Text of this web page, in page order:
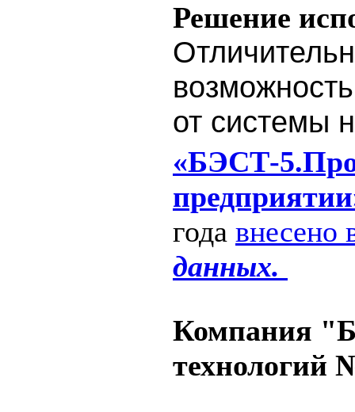
Решение
от системы
«БЭСТ-
года внесено
данных.
Компания
технологий